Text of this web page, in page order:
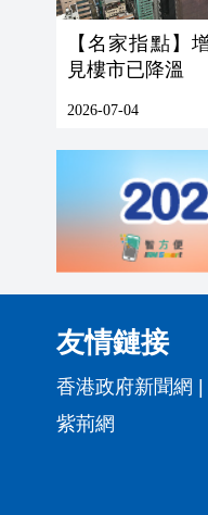
【名家指點】
見樓市已降溫
2026-07-04
友情鏈接
香港政府新聞網
紫荊網